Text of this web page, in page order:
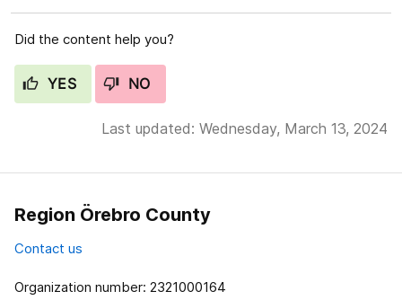
Did the content help you?
YES NO
Last updated: Wednesday, March 13, 2024
Region Örebro County
Contact us
Organization number: 2321000164